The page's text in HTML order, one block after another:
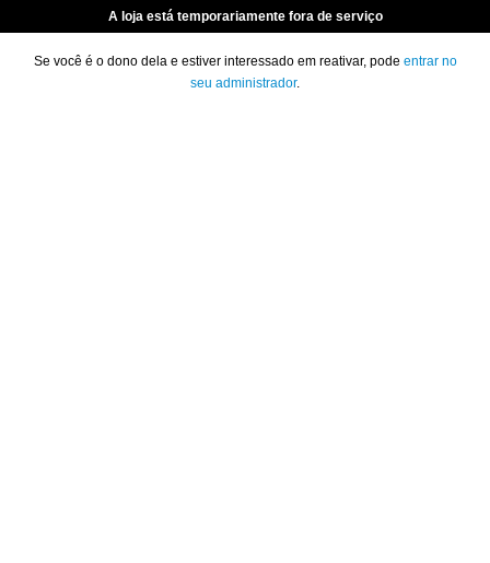
A loja está temporariamente fora de serviço
Se você é o dono dela e estiver interessado em reativar, pode entrar no
seu administrador.